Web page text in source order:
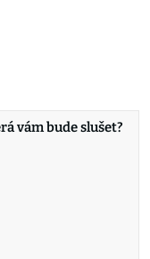
vám bude slušet?